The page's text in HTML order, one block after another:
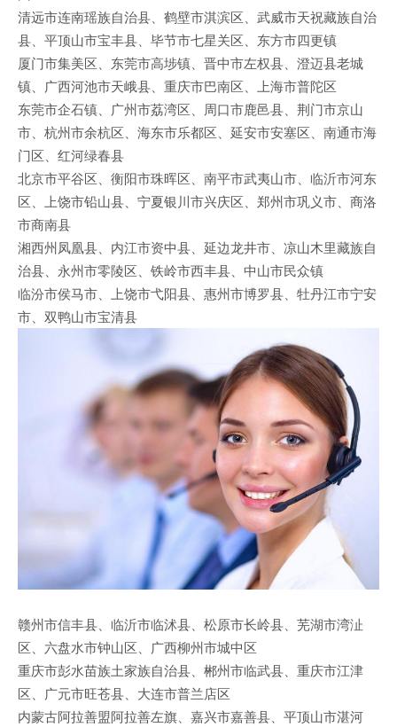
清远市连南瑶族自治县、鹤壁市淇滨区、武威市天祝藏族自治
县、平顶山市宝丰县、毕节市七星关区、东方市四更镇
厦门市集美区、东莞市高埗镇、晋中市左权县、澄迈县老城
镇、广西河池市天峨县、重庆市巴南区、上海市普陀区
东莞市企石镇、广州市荔湾区、周口市鹿邑县、荆门市京山
市、杭州市余杭区、海东市乐都区、延安市安塞区、南通市海
门区、红河绿春县
北京市平谷区、衡阳市珠晖区、南平市武夷山市、临沂市河东
区、上饶市铅山县、宁夏银川市兴庆区、郑州市巩义市、商洛
市商南县
湘西州凤凰县、内江市资中县、延边龙井市、凉山木里藏族自
治县、永州市零陵区、铁岭市西丰县、中山市民众镇
临汾市侯马市、上饶市弋阳县、惠州市博罗县、牡丹江市宁安
市、双鸭山市宝清县
赣州市信丰县、临沂市临沭县、松原市长岭县、芜湖市湾沚
区、六盘水市钟山区、广西柳州市城中区
重庆市彭水苗族土家族自治县、郴州市临武县、重庆市江津
区、广元市旺苍县、大连市普兰店区
内蒙古阿拉善盟阿拉善左旗、嘉兴市嘉善县、平顶山市湛河